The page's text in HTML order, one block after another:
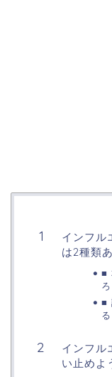
インフル
は2種類
■
■
インフル
い止めよ